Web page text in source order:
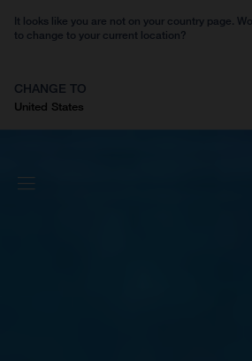
It looks like you are not on your country page.
to change to your current location?
CHANGE TO
United States